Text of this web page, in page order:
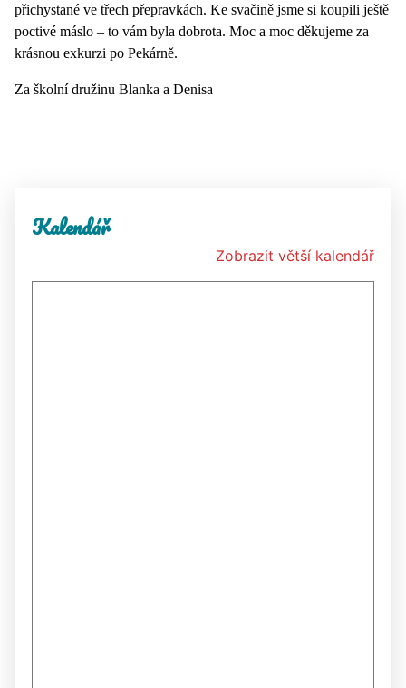
přichystané ve třech přepravkách. Ke svačině jsme si koupili ještě
poctivé máslo – to vám byla dobrota. Moc a moc děkujeme za
krásnou exkurzi po Pekárně.
Za školní družinu Blanka a Denisa
Kalendář
Zobrazit větší kalendář